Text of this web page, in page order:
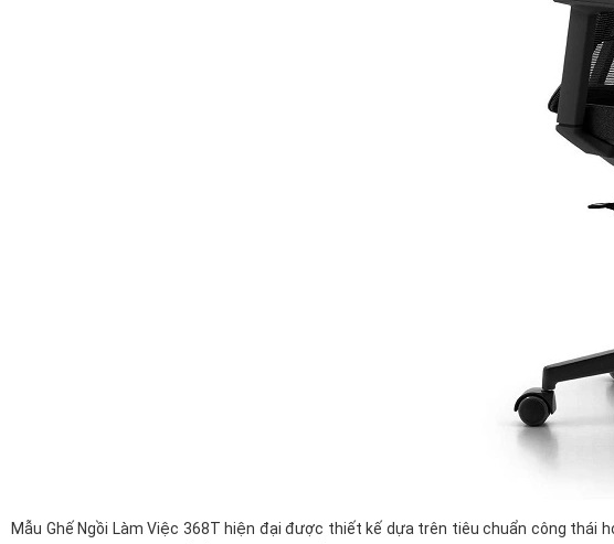
Mẫu Ghế Ngồi Làm Việc 368T hiện đại được thiết kế dựa trên tiêu chuẩn công